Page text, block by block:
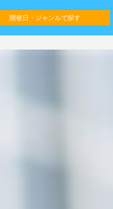
開催日・ジャンルで探す